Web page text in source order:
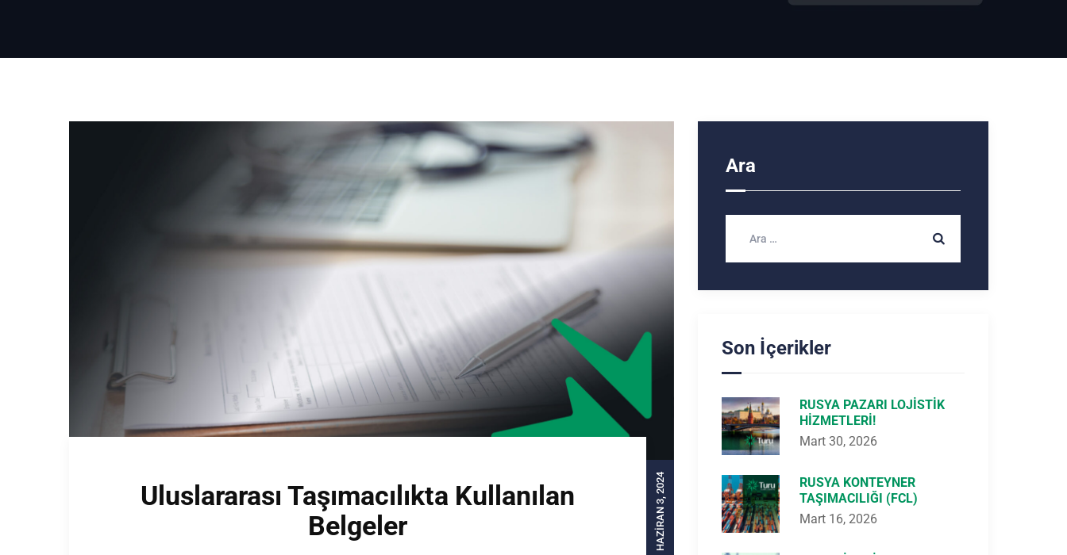
HAZIRAN 3, 2024
Uluslararası Taşımacılıkta Kullanılan
Belgeler
Ara
Son İçerikler
RUSYA PAZARI LOJISTIK
HIZMETLERI!
Mart 30, 2026
RUSYA KONTEYNER
TAŞIMACILIĞI (FCL)
Mart 16, 2026